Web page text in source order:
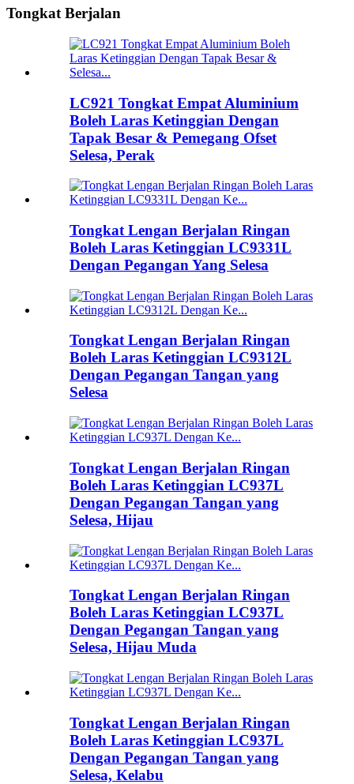
Tongkat Berjalan
LC921 Tongkat Empat Aluminium
Boleh Laras Ketinggian Dengan
Tapak Besar & Pemegang Ofset
Selesa, Perak
Tongkat Lengan Berjalan Ringan
Boleh Laras Ketinggian LC9331L
Dengan Pegangan Yang Selesa
Tongkat Lengan Berjalan Ringan
Boleh Laras Ketinggian LC9312L
Dengan Pegangan Tangan yang
Selesa
Tongkat Lengan Berjalan Ringan
Boleh Laras Ketinggian LC937L
Dengan Pegangan Tangan yang
Selesa, Hijau
Tongkat Lengan Berjalan Ringan
Boleh Laras Ketinggian LC937L
Dengan Pegangan Tangan yang
Selesa, Hijau Muda
Tongkat Lengan Berjalan Ringan
Boleh Laras Ketinggian LC937L
Dengan Pegangan Tangan yang
Selesa, Kelabu